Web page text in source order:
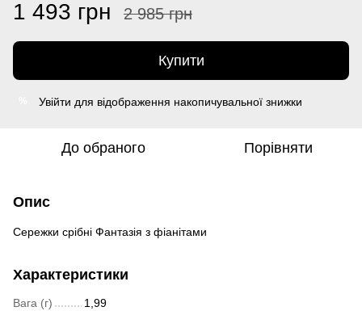
1 493 грн 2 985 грн
Купити
Увійти для відображення накопичувальної знижки
До обраного Порівняти
Опис
Сережки срібні Фантазія з фіанітами
Характеристики
Вага (г) 1,99